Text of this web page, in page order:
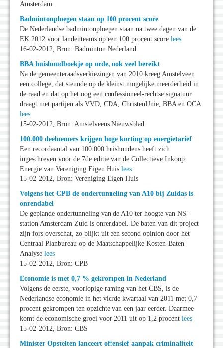
Amsterdam
Badmintonploegen staan op 100 procent score
De Nederlandse badmintonploegen staan na twee dagen van de
EK 2012 voor landenteams op een 100 procent score lees
16-02-2012, Bron: Badminton Nederland
BBA huishoudboekje op orde, ook veel bereikt
Na de gemeenteraadsverkiezingen van 2010 kreeg Amstelveen
een college, dat steunde op de kleinst mogelijke meerderheid in
de raad en dat op het oog een confessioneel-rechtse signatuur
draagt met partijen als VVD, CDA, ChristenUnie, BBA en OCA
lees
15-02-2012, Bron: Amstelveens Nieuwsblad
100.000 deelnemers krijgen hoge korting op energietarief
Een recordaantal van 100.000 huishoudens heeft zich
ingeschreven voor de 7de editie van de Collectieve Inkoop
Energie van Vereniging Eigen Huis lees
15-02-2012, Bron: Vereniging Eigen Huis
Volgens het CPB de ondertunneling van A10 bij Zuidas is
onrendabel
De geplande ondertunneling van de A10 ter hoogte van NS-
station Amsterdam Zuid is onrendabel. De baten van dit project
zijn fors overschat, zo blijkt uit een second opinion door het
Centraal Planbureau op de Maatschappelijke Kosten-Baten
Analyse lees
15-02-2012, Bron: CPB
Economie is met 0,7 % gekrompen in Nederland
Volgens de eerste, voorlopige raming van het CBS, is de
Nederlandse economie in het vierde kwartaal van 2011 met 0,7
procent gekrompen ten opzichte van een jaar eerder. Daarmee
komt de economische groei voor 2011 uit op 1,2 procent lees
15-02-2012, Bron: CBS
Minister Opstelten lanceert offensief aanpak criminaliteit